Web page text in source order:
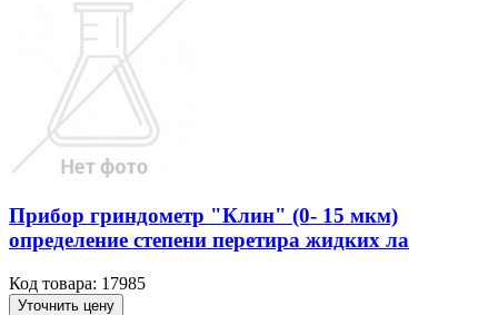
Прибор гриндометр "Клин" (0- 15 мкм)
определение степени перетира жидких ла
Код товара: 17985
Уточнить цену